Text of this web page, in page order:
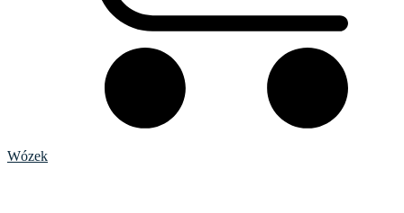
Wózek